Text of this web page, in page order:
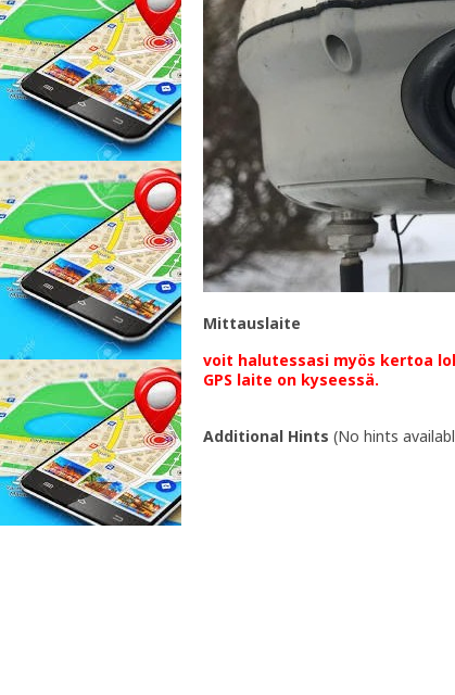
Mittauslaite
voit halutessasi myös kertoa
GPS laite on kyseessä.
Additional Hints (No hints